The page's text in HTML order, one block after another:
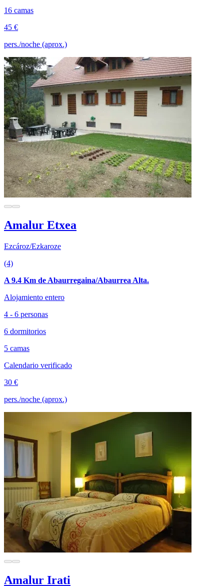
16 camas
45 €
pers./noche (aprox.)
Amalur Etxea
Ezcároz/Ezkaroze
(4)
A 9.4 Km de Abaurregaina/Abaurrea Alta.
Alojamiento entero
4 - 6 personas
6 dormitorios
5 camas
Calendario verificado
30 €
pers./noche (aprox.)
Amalur Irati